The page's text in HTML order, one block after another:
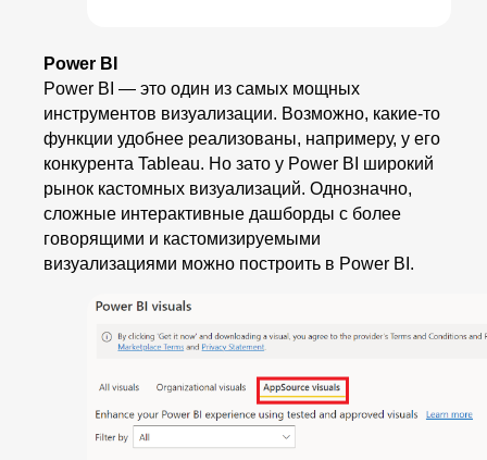
Power BI
Power BI — это один из самых мощных
инструментов визуализации. Возможно, какие-то
функции удобнее реализованы, напримеру, у его
конкурента Tableau. Но зато у Power BI широкий
рынок кастомных визуализаций. Однозначно,
сложные интерактивные дашборды с более
говорящими и кастомизируемыми
визуализациями можно построить в Power BI.